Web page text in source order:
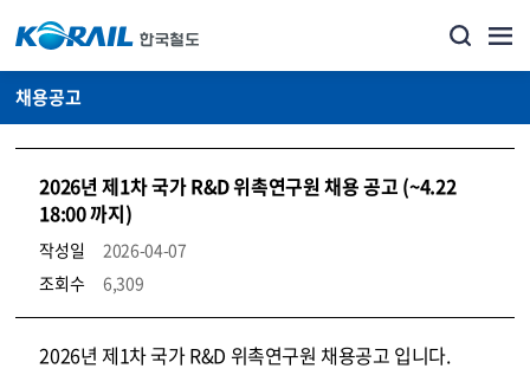
채용공고
2026년 제1차 국가 R&D 위촉연구원 채용 공고 (~4.22
18:00 까지)
작성일
2026-04-07
조회수
6,309
코레일소개_경영공시_채용공고 상세보기 – 내용, 파일, 담당자 연락처로 구성
2026년 제1차 국가 R&D 위촉연구원 채용공고 입니다.